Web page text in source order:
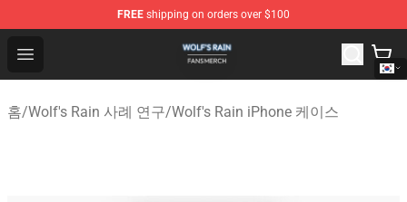
FREE shipping on orders over $100
Open menu
Wolf's Rain Shop - Official Wolf's Rain Merchandise Store
홈/Wolf's Rain 사례 연구/Wolf's Rain iPhone 케이스